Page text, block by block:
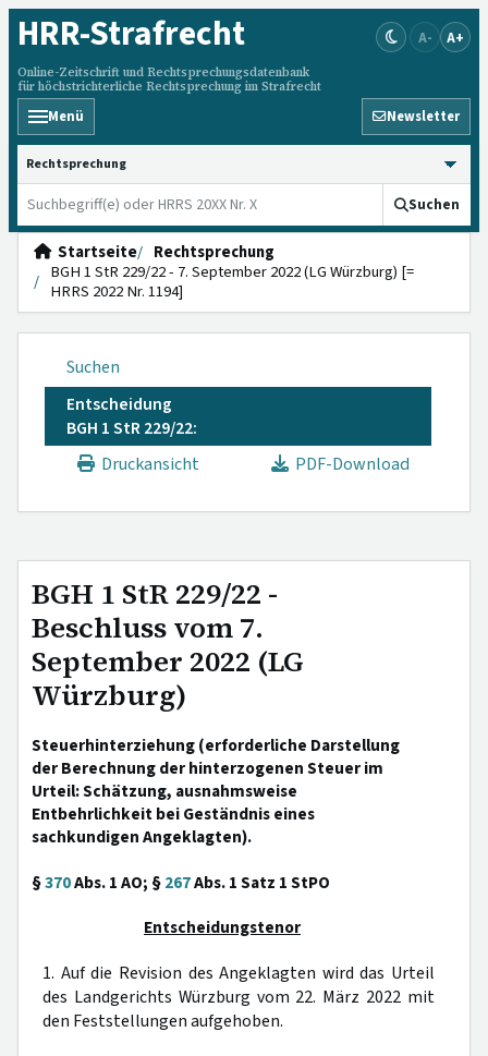
HRR-Strafrecht
Online-Zeitschrift und Rechtsprechungsdatenbank
für höchstrichterliche Rechtsprechung im Strafrecht
A- A+
Menü Newsletter
HRRS durchsuchen
Suchen
Startseite
Rechtsprechung
BGH 1 StR 229/22 - 7. September 2022 (LG Würzburg) [=
HRRS 2022 Nr. 1194]
Suchen
Entscheidung
BGH 1 StR 229/22:
Druckansicht
PDF-Download
BGH 1 StR 229/22 -
Beschluss vom 7.
September 2022 (LG
Würzburg)
Steuerhinterziehung (erforderliche Darstellung
der Berechnung der hinterzogenen Steuer im
Urteil: Schätzung, ausnahmsweise
Entbehrlichkeit bei Geständnis eines
sachkundigen Angeklagten).
§370Abs. 1 AO; §267Abs. 1 Satz 1 StPO
Entscheidungstenor
1. Auf die Revision des Angeklagten wird das Urteil
des Landgerichts Würzburg vom 22. März 2022 mit
den Feststellungen aufgehoben.